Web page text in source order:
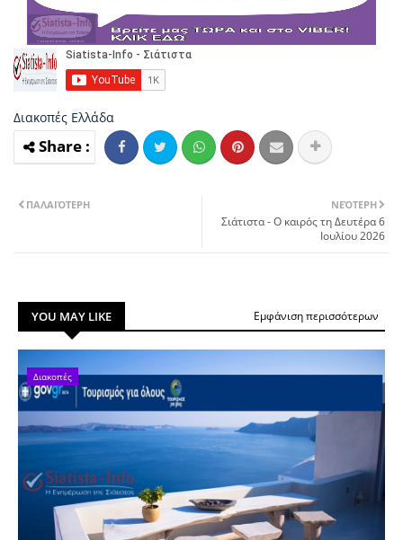
Διακοπές Ελλάδα
ΝΕΌΤΕΡΗ
Σιάτιστα - Ο καιρός τη Δευτέρα 6
Ιουλίου 2026
ΠΑΛΑΙΌΤΕΡΗ
YOU MAY LIKE Εμφάνιση περισσότερων
Διακοπές